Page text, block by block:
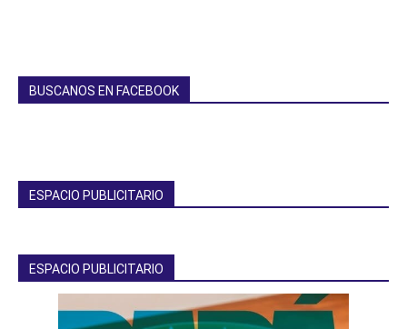
BUSCANOS EN FACEBOOK
ESPACIO PUBLICITARIO
ESPACIO PUBLICITARIO